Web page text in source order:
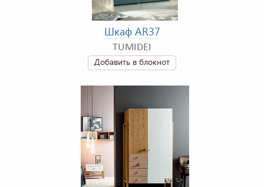
Шкаф AR37
TUMIDEI
Добавить в блокнот